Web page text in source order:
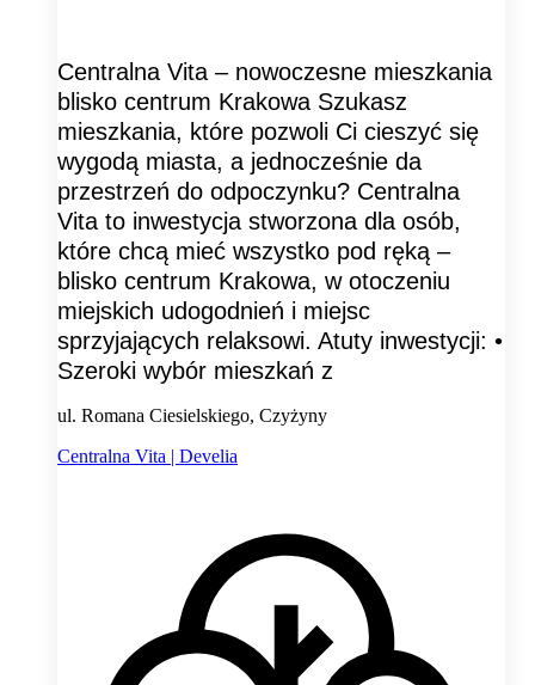
Centralna Vita – nowoczesne mieszkania
blisko centrum Krakowa Szukasz
mieszkania, które pozwoli Ci cieszyć się
wygodą miasta, a jednocześnie da
przestrzeń do odpoczynku? Centralna
Vita to inwestycja stworzona dla osób,
które chcą mieć wszystko pod ręką –
blisko centrum Krakowa, w otoczeniu
miejskich udogodnień i miejsc
sprzyjających relaksowi. Atuty inwestycji: •
Szeroki wybór mieszkań z
ul. Romana Ciesielskiego, Czyżyny
Centralna Vita | Develia